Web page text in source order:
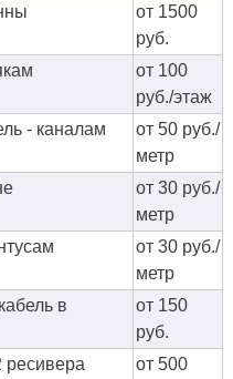
от 1500
руб.
от 100
руб./этаж
- каналам
от 50 руб./
метр
от 30 руб./
метр
от 30 руб./
метр
в
от 150
руб.
ресивера
от 500